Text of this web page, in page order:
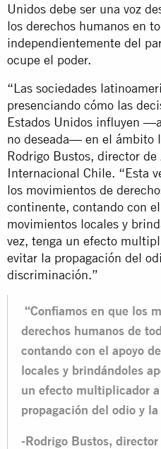
Unidos debe ser una voz
los derechos humanos en
independientemente del
ocupe el poder.
“Las sociedades
presenciando cómo las
Estados Unidos influyen
no deseada— en el ámbito
Rodrigo Bustos, director
Internacional Chile. “Esta
los movimientos de
continente, contando con
movimientos locales y
vez, tenga un efecto
evitar la propagación del
discriminación.”
“Confiamos en que los
derechos humanos de
contando con el apoyo
locales y brindándoles
un efecto multiplicador
propagación del odio y
-Rodrigo Bustos,